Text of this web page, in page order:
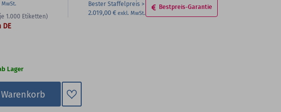
je 1.000 Etiketten)
Bester Staffelpreis
2.019,00 €
Bestpreis-Garantie
Lager
Zum